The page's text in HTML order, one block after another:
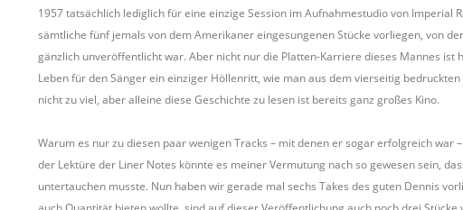
1957 tatsächlich lediglich für eine einzige Session im Aufnahmestudio von Imperial
sämtliche fünf jemals von dem Amerikaner eingesungenen Stücke vorliegen, von
gänzlich unveröffentlicht war. Aber nicht nur die Platten-Karriere dieses Mannes ist
Leben für den Sänger ein einziger Höllenritt, wie man aus dem vierseitig
nicht zu viel, aber alleine diese Geschichte zu lesen ist bereits ganz großes Kino.
Warum es nur zu diesen paar wenigen Tracks – mit denen er sogar erfolgreich war
der Lektüre der Liner Notes könnte es meiner Vermutung nach so gewesen sein,
untertauchen musste. Nun haben wir gerade mal sechs Takes des guten Dennis